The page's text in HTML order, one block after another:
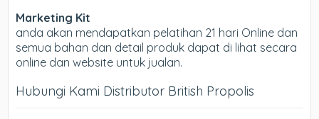
Marketing Kit
anda akan mendapatkan pelatihan 21 hari Online dan
semua bahan dan detail produk dapat di lihat secara
online dan website untuk jualan.
Hubungi Kami Distributor British Propolis